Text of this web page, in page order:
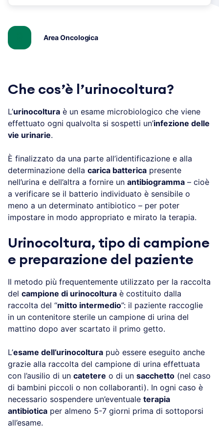
Che cos’è l’urinocoltura?
L’urinocoltura è un esame microbiologico che viene
effettuato ogni qualvolta si sospetti un’infezione delle
vie urinarie.
È finalizzato da una parte all’identificazione e alla
determinazione della carica batterica presente
nell’urina e dell’altra a fornire un antibiogramma – cioè
a verificare se il batterio individuato è sensibile o
meno a un determinato antibiotico – per poter
impostare in modo appropriato e mirato la terapia.
Urinocoltura, tipo di campione
e preparazione del paziente
Il metodo più frequentemente utilizzato per la raccolta
del campione di urinocoltura è costituito dalla
raccolta del “mitto intermedio”: il paziente raccoglie
in un contenitore sterile un campione di urina del
mattino dopo aver scartato il primo getto.
L’esame dell’urinocoltura può essere eseguito anche
grazie alla raccolta del campione di urina effettuata
con l’ausilio di un catetere o di un sacchetto (nel caso
di bambini piccoli o non collaboranti). In ogni caso è
necessario sospendere un’eventuale terapia
antibiotica per almeno 5-7 giorni prima di sottoporsi
all’esame.
Area Oncologica